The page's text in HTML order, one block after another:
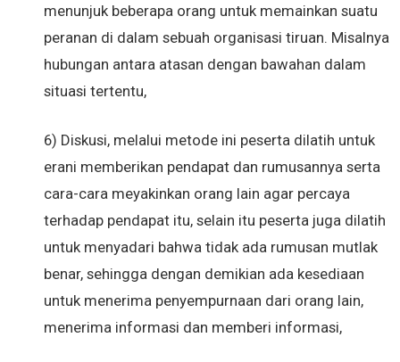
menunjuk beberapa orang untuk memainkan suatu
peranan di dalam sebuah organisasi tiruan. Misalnya
hubungan antara atasan dengan bawahan dalam
situasi tertentu,
6) Diskusi, melalui metode ini peserta dilatih untuk
erani memberikan pendapat dan rumusannya serta
cara-cara meyakinkan orang lain agar percaya
terhadap pendapat itu, selain itu peserta juga dilatih
untuk menyadari bahwa tidak ada rumusan mutlak
benar, sehingga dengan demikian ada kesediaan
untuk menerima penyempurnaan dari orang lain,
menerima informasi dan memberi informasi,